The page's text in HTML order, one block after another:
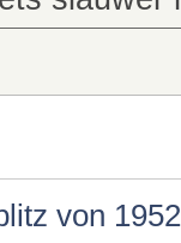
von